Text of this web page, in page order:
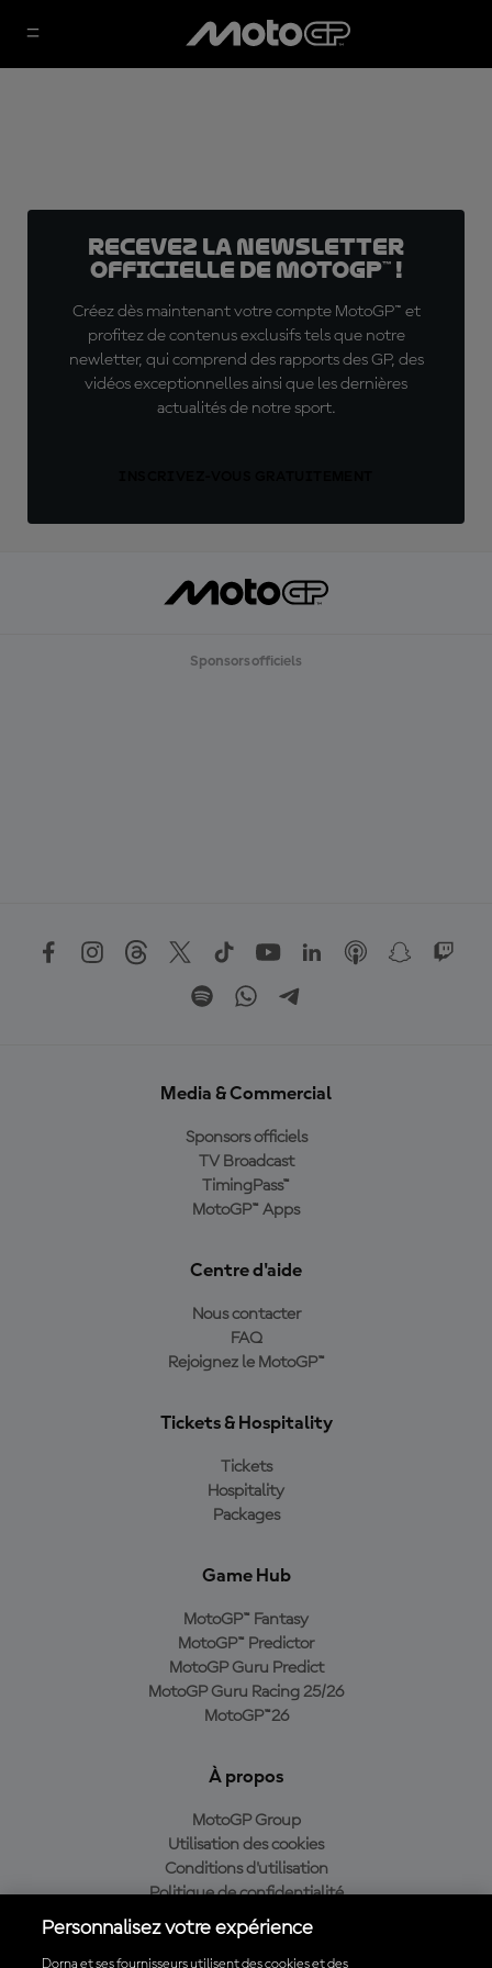
Recevez la Newsletter
officielle de MotoGP™ !
Créez dès maintenant votre compte MotoGP™ et
profitez de contenus exclusifs tels que notre
newletter, qui comprend des rapports des GP, des
vidéos exceptionnelles ainsi que les dernières
actualités de notre sport.
Sponsors officiels
Media & Commercial
Sponsors officiels
TV Broadcast
TimingPass™
MotoGP™ Apps
Centre d'aide
Nous contacter
FAQ
Rejoignez le MotoGP™
Tickets & Hospitality
Tickets
Hospitality
Packages
Game Hub
MotoGP™ Fantasy
MotoGP™ Predictor
MotoGP Guru Predict
MotoGP Guru Racing 25/26
MotoGP™26
À propos
MotoGP Group
Utilisation des cookies
Conditions d'utilisation
Politique de confidentialité
Politique d’achat
Personnalisez votre expérience
Dorna et ses fournisseurs utilisent des cookies et des